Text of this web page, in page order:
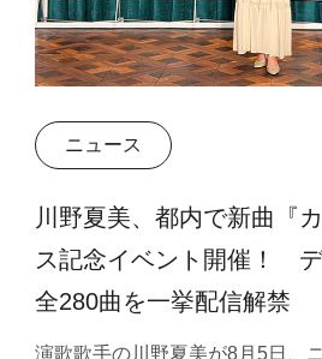
ニュース
川野夏美、都内で新曲『
ス記念イベント開催！
全280曲を一挙配信解禁
演歌歌手の川野夏美が8月5日、